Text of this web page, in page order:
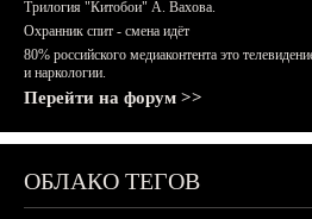
Трилогия "Китобои" А. Вахова.
Охранник спит - смена идёт
80% российского медиаконтента это
и наркологии.
Перейти на форум >>
ОБЛАКО ТЕГОВ